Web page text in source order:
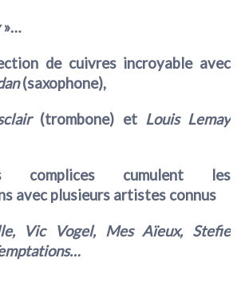
»…
de cuivres incroyable avec
(saxophone),
(trombone) et Louis Lemay
complices cumulent les
avec plusieurs artistes connus
Vic Vogel, Mes Aïeux, Stefie